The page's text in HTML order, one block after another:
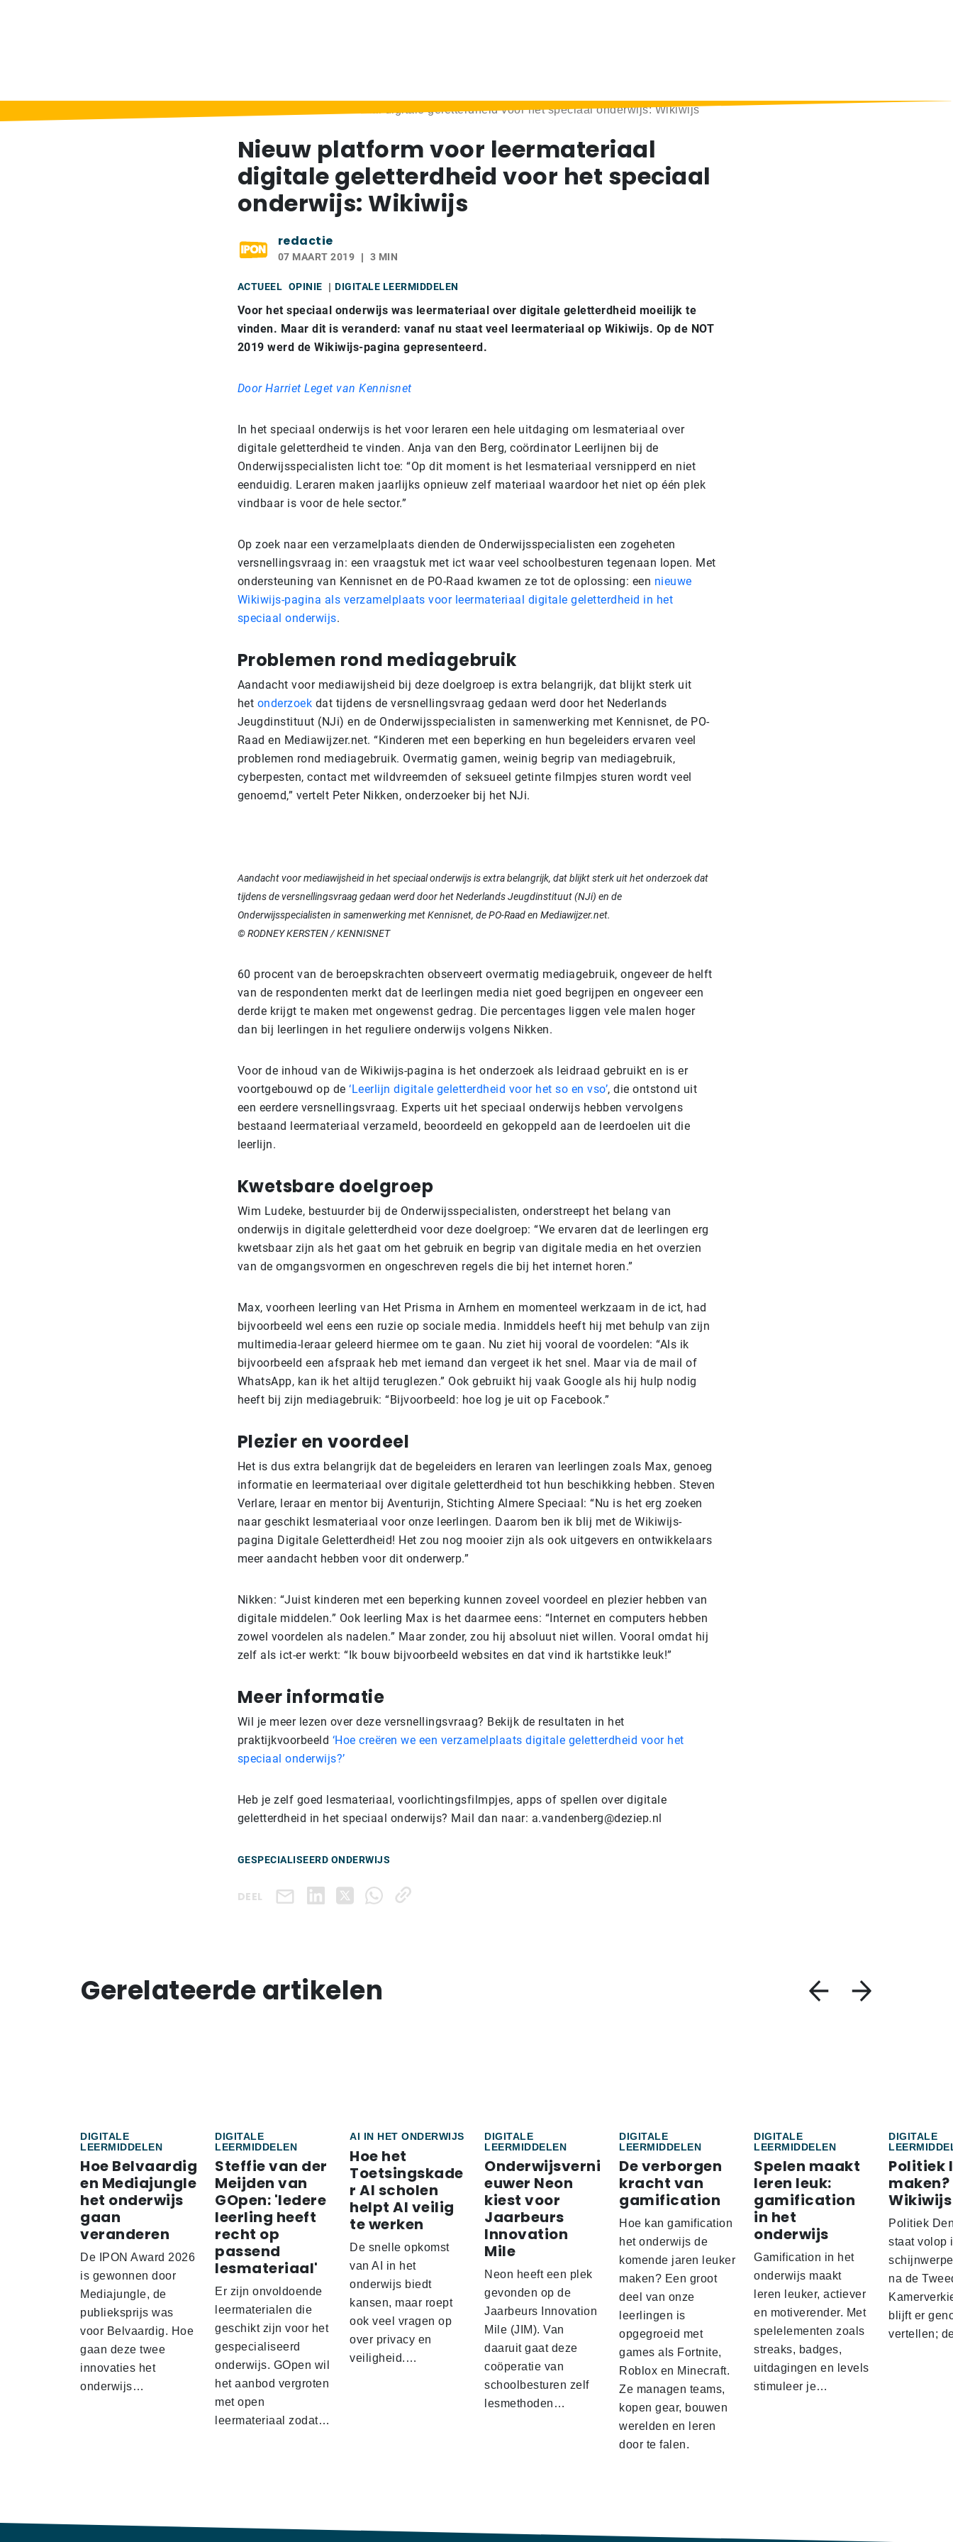
Nieuw platform voor leermateriaal digitale geletterdheid voor het speciaal onderwijs: Wikiwijs
Nieuw platform voor leermateriaal
digitale geletterdheid voor het speciaal
onderwijs: Wikiwijs
redactie
07 MAART 2019 3 MIN
ACTUEEL OPINIE DIGITALE LEERMIDDELEN
Voor het speciaal onderwijs was leermateriaal over digitale geletterdheid moeilijk te
vinden. Maar dit is veranderd: vanaf nu staat veel leermateriaal op Wikiwijs. Op de NOT
2019 werd de Wikiwijs-pagina gepresenteerd.
Door Harriet Leget van Kennisnet
In het speciaal onderwijs is het voor leraren een hele uitdaging om lesmateriaal over
digitale geletterdheid te vinden. Anja van den Berg, coördinator Leerlijnen bij de
Onderwijsspecialisten licht toe: “Op dit moment is het lesmateriaal versnipperd en niet
eenduidig. Leraren maken jaarlijks opnieuw zelf materiaal waardoor het niet op één plek
vindbaar is voor de hele sector.”
Op zoek naar een verzamelplaats dienden de Onderwijsspecialisten een zogeheten
versnellingsvraag in: een vraagstuk met ict waar veel schoolbesturen tegenaan lopen. Met
ondersteuning van Kennisnet en de PO-Raad kwamen ze tot de oplossing: een nieuwe
Wikiwijs-pagina als verzamelplaats voor leermateriaal digitale geletterdheid in het
speciaal onderwijs.
Problemen rond mediagebruik
Aandacht voor mediawijsheid bij deze doelgroep is extra belangrijk, dat blijkt sterk uit
het onderzoek dat tijdens de versnellingsvraag gedaan werd door het Nederlands
Jeugdinstituut (NJi) en de Onderwijsspecialisten in samenwerking met Kennisnet, de PO-
Raad en Mediawijzer.net. “Kinderen met een beperking en hun begeleiders ervaren veel
problemen rond mediagebruik. Overmatig gamen, weinig begrip van mediagebruik,
cyberpesten, contact met wildvreemden of seksueel getinte filmpjes sturen wordt veel
genoemd,” vertelt Peter Nikken, onderzoeker bij het NJi.
Aandacht voor mediawijsheid in het speciaal onderwijs is extra belangrijk, dat blijkt sterk uit het onderzoek dat
tijdens de versnellingsvraag gedaan werd door het Nederlands Jeugdinstituut (NJi) en de
Onderwijsspecialisten in samenwerking met Kennisnet, de PO-Raad en Mediawijzer.net.
© RODNEY KERSTEN / KENNISNET
60 procent van de beroepskrachten observeert overmatig mediagebruik, ongeveer de helft
van de respondenten merkt dat de leerlingen media niet goed begrijpen en ongeveer een
derde krijgt te maken met ongewenst gedrag. Die percentages liggen vele malen hoger
dan bij leerlingen in het reguliere onderwijs volgens Nikken.
Voor de inhoud van de Wikiwijs-pagina is het onderzoek als leidraad gebruikt en is er
voortgebouwd op de ‘Leerlijn digitale geletterdheid voor het so en vso’, die ontstond uit
een eerdere versnellingsvraag. Experts uit het speciaal onderwijs hebben vervolgens
bestaand leermateriaal verzameld, beoordeeld en gekoppeld aan de leerdoelen uit die
leerlijn.
Kwetsbare doelgroep
Wim Ludeke, bestuurder bij de Onderwijsspecialisten, onderstreept het belang van
onderwijs in digitale geletterdheid voor deze doelgroep: “We ervaren dat de leerlingen erg
kwetsbaar zijn als het gaat om het gebruik en begrip van digitale media en het overzien
van de omgangsvormen en ongeschreven regels die bij het internet horen.”
Max, voorheen leerling van Het Prisma in Arnhem en momenteel werkzaam in de ict, had
bijvoorbeeld wel eens een ruzie op sociale media. Inmiddels heeft hij met behulp van zijn
multimedia-leraar geleerd hiermee om te gaan. Nu ziet hij vooral de voordelen: “Als ik
bijvoorbeeld een afspraak heb met iemand dan vergeet ik het snel. Maar via de mail of
WhatsApp, kan ik het altijd teruglezen.” Ook gebruikt hij vaak Google als hij hulp nodig
heeft bij zijn mediagebruik: “Bijvoorbeeld: hoe log je uit op Facebook.”
Plezier en voordeel
Het is dus extra belangrijk dat de begeleiders en leraren van leerlingen zoals Max, genoeg
informatie en leermateriaal over digitale geletterdheid tot hun beschikking hebben. Steven
Verlare, leraar en mentor bij Aventurijn, Stichting Almere Speciaal: “Nu is het erg zoeken
naar geschikt lesmateriaal voor onze leerlingen. Daarom ben ik blij met de Wikiwijs-
pagina Digitale Geletterdheid! Het zou nog mooier zijn als ook uitgevers en ontwikkelaars
meer aandacht hebben voor dit onderwerp.”
Nikken: “Juist kinderen met een beperking kunnen zoveel voordeel en plezier hebben van
digitale middelen.” Ook leerling Max is het daarmee eens: “Internet en computers hebben
zowel voordelen als nadelen.” Maar zonder, zou hij absoluut niet willen. Vooral omdat hij
zelf als ict-er werkt: “Ik bouw bijvoorbeeld websites en dat vind ik hartstikke leuk!”
Meer informatie
Wil je meer lezen over deze versnellingsvraag? Bekijk de resultaten in het
praktijkvoorbeeld ‘Hoe creëren we een verzamelplaats digitale geletterdheid voor het
speciaal onderwijs?’
Heb je zelf goed lesmateriaal, voorlichtingsfilmpjes, apps of spellen over digitale
geletterdheid in het speciaal onderwijs? Mail dan naar: a.vandenberg@deziep.nl
GESPECIALISEERD ONDERWIJS
DEEL
Gerelateerde artikelen
DIGITALE
LEERMIDDELEN
Hoe Belvaardig
en Mediajungle
het onderwijs
gaan
veranderen
De IPON Award 2026
is gewonnen door
Mediajungle, de
publieksprijs was
voor Belvaardig. Hoe
gaan deze twee
innovaties het
onderwijs…
DIGITALE
LEERMIDDELEN
Steffie van der
Meijden van
GOpen: 'Iedere
leerling heeft
recht op
passend
lesmateriaal'
Er zijn onvoldoende
leermaterialen die
geschikt zijn voor het
gespecialiseerd
onderwijs. GOpen wil
het aanbod vergroten
met open
leermateriaal zodat…
AI IN HET ONDERWIJS
Hoe het
Toetsingskade
r AI scholen
helpt AI veilig
te werken
De snelle opkomst
van AI in het
onderwijs biedt
kansen, maar roept
ook veel vragen op
over privacy en
veiligheid.…
DIGITALE
LEERMIDDELEN
Onderwijsverni
euwer Neon
kiest voor
Jaarbeurs
Innovation
Mile
Neon heeft een plek
gevonden op de
Jaarbeurs Innovation
Mile (JIM). Van
daaruit gaat deze
coöperatie van
schoolbesturen zelf
lesmethoden…
DIGITALE
LEERMIDDELEN
De verborgen
kracht van
gamification
Hoe kan gamification
het onderwijs de
komende jaren leuker
maken? Een groot
deel van onze
leerlingen is
opgegroeid met
games als Fortnite,
Roblox en Minecraft.
Ze managen teams,
kopen gear, bouwen
werelden en leren
door te falen.
DIGITALE
LEERMIDDELEN
Spelen maakt
leren leuk:
gamification
in het
onderwijs
Gamification in het
onderwijs maakt
leren leuker, actiever
en motiverender. Met
spelelementen zoals
streaks, badges,
uitdagingen en levels
stimuleer je…
DIGITALE
Politiek
maken?
Politiek
staat volop
na de
blijft er
vertellen;